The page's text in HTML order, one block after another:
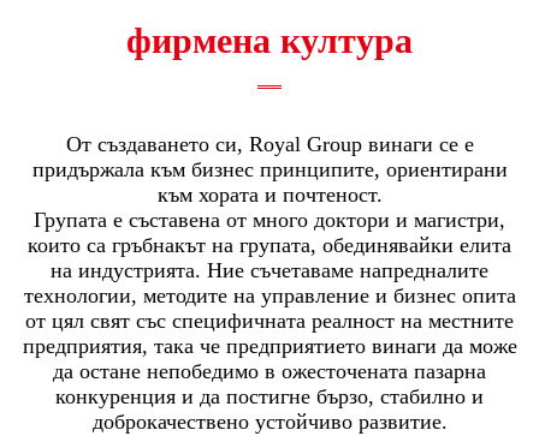
фирмена култура
От създаването си, Royal Group винаги се е
придържала към бизнес принципите, ориентирани
към хората и почтеност.
Групата е съставена от много доктори и магистри,
които са гръбнакът на групата, обединявайки елита
на индустрията. Ние съчетаваме напредналите
технологии, методите на управление и бизнес опита
от цял ​​свят със специфичната реалност на местните
предприятия, така че предприятието винаги да може
да остане непобедимо в ожесточената пазарна
конкуренция и да постигне бързо, стабилно и
доброкачествено устойчиво развитие.